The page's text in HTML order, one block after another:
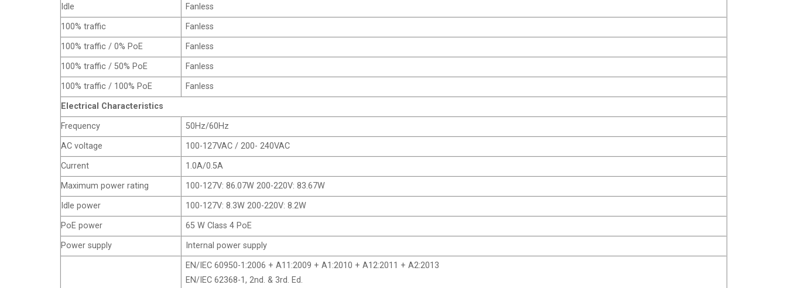
Idle
Fanless
100% traffic
Fanless
100% traffic / 0% PoE
Fanless
100% traffic / 50% PoE
Fanless
100% traffic / 100% PoE
Fanless
Electrical Characteristics
Frequency
50Hz/60Hz
AC voltage
100-127VAC / 200- 240VAC
Current
1.0A/0.5A
Maximum power rating
100-127V: 86.07W 200-220V: 83.67W
Idle power
100-127V: 8.3W 200-220V: 8.2W
PoE power
65 W Class 4 PoE
Power supply
Internal power supply
EN/IEC 60950-1:2006 + A11:2009 + A1:2010 + A12:2011 + A2:2013
EN/IEC 62368-1, 2nd. & 3rd. Ed.